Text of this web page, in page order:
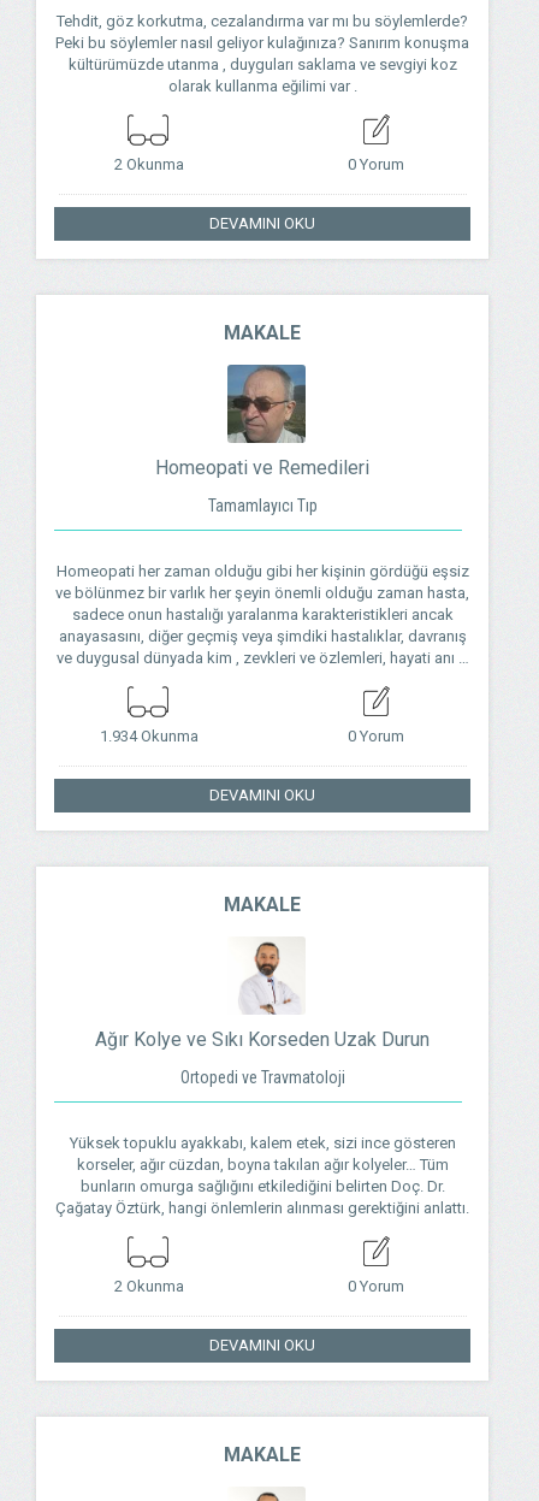
Tehdit, göz korkutma, cezalandırma var mı bu söylemlerde?
Peki bu söylemler nasıl geliyor kulağınıza? Sanırım konuşma
kültürümüzde utanma , duyguları saklama ve sevgiyi koz
olarak kullanma eğilimi var .
2 Okunma 0 Yorum
DEVAMINI OKU
MAKALE
Homeopati ve Remedileri
Tamamlayıcı Tıp
Homeopati her zaman olduğu gibi her kişinin gördüğü eşsiz
ve bölünmez bir varlık her şeyin önemli olduğu zaman hasta,
sadece onun hastalığı yaralanma karakteristikleri ancak
anayasasını, diğer geçmiş veya şimdiki hastalıklar, davranış
ve duygusal dünyada kim , zevkleri ve özlemleri, hayati anı …
1.934 Okunma 0 Yorum
DEVAMINI OKU
MAKALE
Ağır Kolye ve Sıkı Korseden Uzak Durun
Ortopedi ve Travmatoloji
Yüksek topuklu ayakkabı, kalem etek, sizi ince gösteren
korseler, ağır cüzdan, boyna takılan ağır kolyeler… Tüm
bunların omurga sağlığını etkilediğini belirten Doç. Dr.
Çağatay Öztürk, hangi önlemlerin alınması gerektiğini anlattı.
2 Okunma 0 Yorum
DEVAMINI OKU
MAKALE